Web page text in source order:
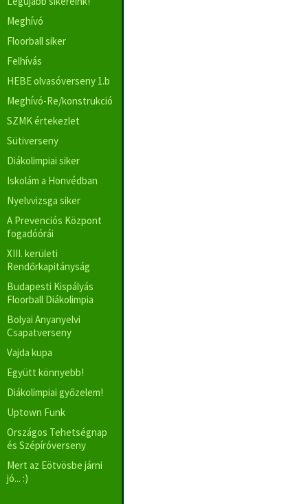
Meghívó
Floorball siker
Felhívás
HEBE olvasóverseny 1.b
Meghívó-Re/konstrukció
SZMK értekezlet
Sütiverseny
Diákolimpiai siker
Iskolám a Honvédban
Nyelvvizsga siker
A Prevenciós Központ
fogadóórái
XIII. kerületi
Rendőrkapitányság
Budapesti Kispályás
Floorball Diákolimpia
Bolyai Anyanyelvi
Csapatverseny
Vajda kupa
Együtt könnyebb!
Diákolimpiai győzelem!
Uptown Funk
Országos Tehetségnap
és Szépíróverseny
Mert az Eötvösbe járni
jó... :)